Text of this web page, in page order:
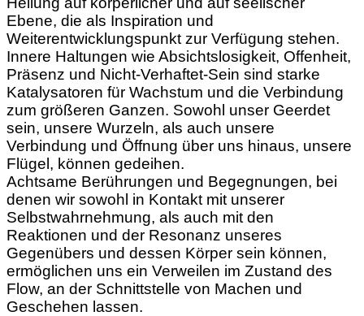
Ebene, die als Inspiration und
Weiterentwicklungspunkt zur Verfügung stehen.
Innere Haltungen wie Absichtslosigkeit, Offenheit,
Präsenz und Nicht-Verhaftet-Sein sind starke
Katalysatoren für Wachstum und die Verbindung
zum größeren Ganzen. Sowohl unser Geerdet
sein, unsere Wurzeln, als auch unsere
Verbindung und Öffnung über uns hinaus, unsere
Flügel, können gedeihen.
Achtsame Berührungen und Begegnungen, bei
denen wir sowohl in Kontakt mit unserer
Selbstwahrnehmung, als auch mit den
Reaktionen und der Resonanz unseres
Gegenübers und dessen Körper sein können,
ermöglichen uns ein Verweilen im Zustand des
Flow, an der Schnittstelle von Machen und
Geschehen lassen.